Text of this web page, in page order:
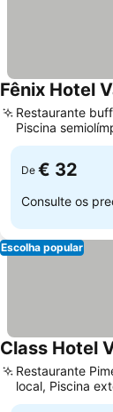
Fênix Hotel
Restaurante
Piscina
De € 32
Consulte os
Escolha popular
Class Hotel
Restaurante
local, Piscina
relaxantes